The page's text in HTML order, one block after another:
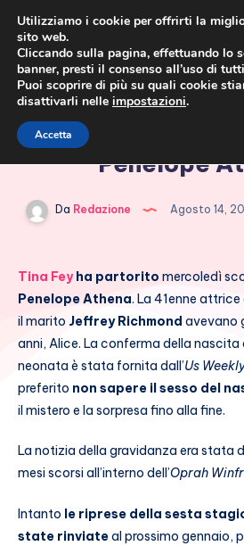
Tina Fey ha
Penelope
Da Redazione Agosto 14,
Tina Fey ha partorito mercoledì
Penelope Athena. La 41enne
il marito Jeffrey Richmond avevano
anni, Alice. La conferma della nascita
neonata è stata fornita dall’Us
preferito non sapere il sesso del
il mistero e la sorpresa fino alla fine.
La notizia della gravidanza era stata
mesi scorsi all’interno dell’Oprah
Intanto le riprese della sesta
state rinviateal prossimo gennaio,
Utilizziamo i cookie per offrirti la
sito web.
Cliccando sulla pagina, effettuando lo
banner, presti il consenso all’uso di
Puoi scoprire di più su quali cookie
disattivarli nelle impostazioni.
Accetta